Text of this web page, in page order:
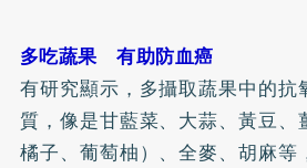
多吃蔬果 有助防血癌
有研究顯示，多攝取蔬果中的抗
質，像是甘藍菜、大蒜、黃豆、
橘子、葡萄柚）、全麥、胡麻